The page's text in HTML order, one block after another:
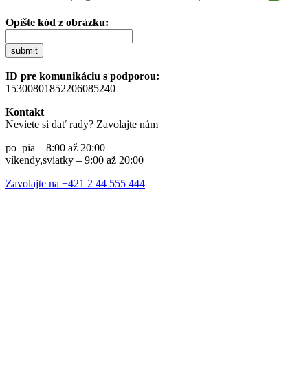
Opíšte kód z obrázku:
submit
ID pre komunikáciu s podporou:
15300801852206085240
Kontakt
Neviete si dať rady? Zavolajte nám
po–pia – 8:00 až 20:00
víkendy,sviatky – 9:00 až 20:00
Zavolajte na +421 2 44 555 444